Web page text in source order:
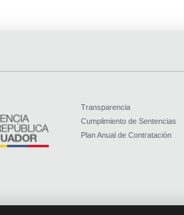
Transparencia
Cumplimiento de Sentencias
Plan Anual de Contratación